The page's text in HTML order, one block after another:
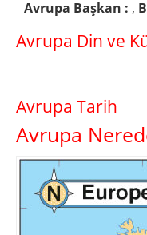
Avrupa Başkan : ,
Avrupa Din ve
Avrupa Tarih
Avrupa